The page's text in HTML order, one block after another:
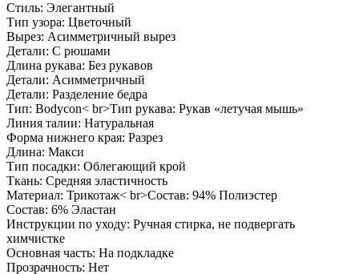
Стиль: Элегантный
Тип узора: Цветочный
Вырез: Асимметричный вырез
Детали: С рюшами
Длина рукава: Без рукавов
Детали: Асимметричный
Детали: Разделение бедра
Тип: Bodycon< br>Тип рукава: Рукав «летучая мышь»
Линия талии: Натуральная
Форма нижнего края: Разрез
Длина: Макси
Тип посадки: Облегающий крой
Ткань: Средняя эластичность
Материал: Трикотаж< br>Состав: 94% Полиэстер
Состав: 6% Эластан
Инструкции по уходу: Ручная стирка, не подвергать
химчистке
Основная часть: На подкладке
Прозрачность: Нет